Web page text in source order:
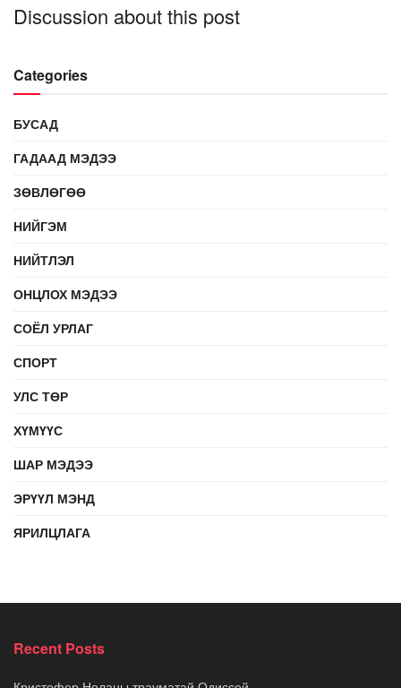
Discussion about this post
Categories
БУСАД
ГАДААД МЭДЭЭ
ЗӨВЛӨГӨӨ
НИЙГЭМ
НИЙТЛЭЛ
ОНЦЛОХ МЭДЭЭ
СОЁЛ УРЛАГ
СПОРТ
УЛС ТӨР
ХҮМҮҮС
ШАР МЭДЭЭ
ЭРҮҮЛ МЭНД
ЯРИЛЦЛАГА
Recent Posts